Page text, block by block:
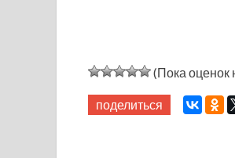
(Пока оценок
поделиться